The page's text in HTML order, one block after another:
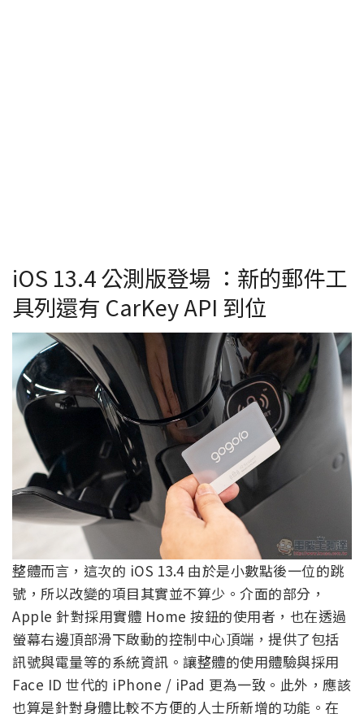
iOS 13.4 公測版登場 ：新的郵件工
具列還有 CarKey API 到位
整體而言，這次的 iOS 13.4 由於是小數點後一位的跳
號，所以改變的項目其實並不算少。介面的部分，
Apple 針對採用實體 Home 按鈕的使用者，也在透過
螢幕右邊頂部滑下啟動的控制中心頂端，提供了包括
訊號與電量等的系統資訊。讓整體的使用體驗與採用
Face ID 世代的 iPhone / iPad 更為一致。此外，應該
也算是針對身體比較不方便的人士所新增的功能。在